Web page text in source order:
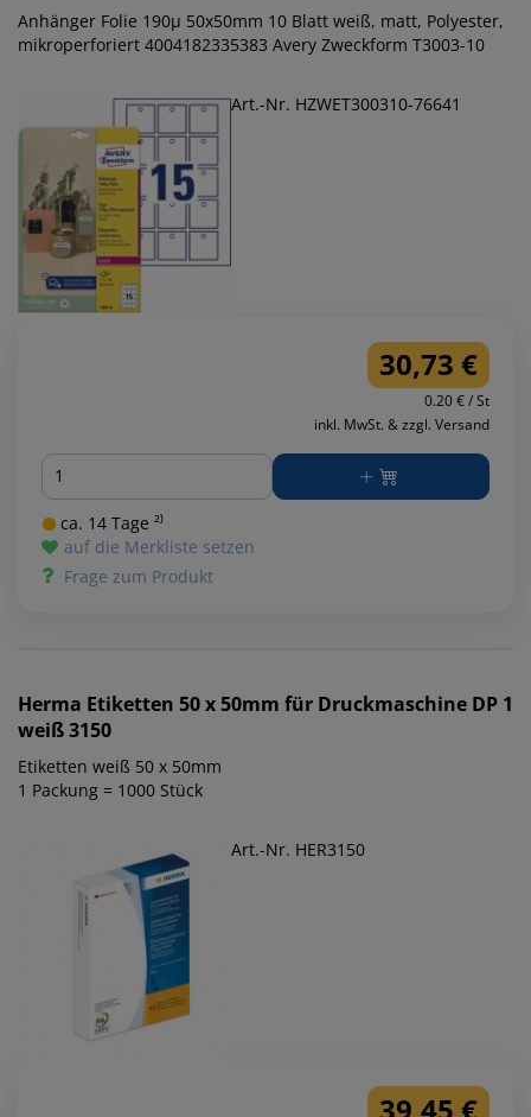
Anhänger Folie 190µ 50x50mm 10 Blatt weiß, matt, Polyester,
mikroperforiert 4004182335383 Avery Zweckform T3003-10
Art.-Nr. HZWET300310-76641
30,73 €
0.20 € / St
inkl. MwSt. & zzgl. Versand
Menge
ca. 14 Tage ²⁾
auf die Merkliste setzen
Frage zum Produkt
Herma Etiketten 50 x 50mm für Druckmaschine DP 1
weiß 3150
Etiketten weiß 50 x 50mm
1 Packung = 1000 Stück
Art.-Nr. HER3150
39,45 €